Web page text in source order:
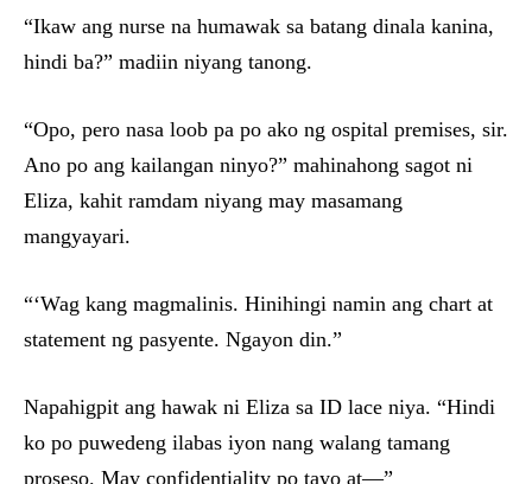
“Ikaw ang nurse na humawak sa batang dinala kanina,
hindi ba?” madiin niyang tanong.
“Opo, pero nasa loob pa po ako ng ospital premises, sir.
Ano po ang kailangan ninyo?” mahinahong sagot ni
Eliza, kahit ramdam niyang may masamang
mangyayari.
“‘Wag kang magmalinis. Hinihingi namin ang chart at
statement ng pasyente. Ngayon din.”
Napahigpit ang hawak ni Eliza sa ID lace niya. “Hindi
ko po puwedeng ilabas iyon nang walang tamang
proseso. May confidentiality po tayo at—”